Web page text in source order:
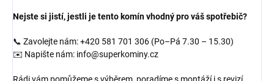
Nejste si jistí, jestli je tento komín vhodný pro váš spotřebič?
📞 Zavolejte nám: +420 581 701 306 (Po–Pá 7.30 – 15.30)
✉️ Napište nám: info@superkominy.cz
Rádi vám pomůžeme s výběrem, poradíme s montáží i s revizí.